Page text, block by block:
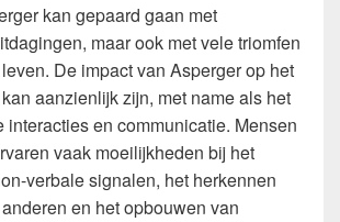
kan gepaard gaan met
maar ook met vele triomfen
De impact van Asperger op het
aanzienlijk zijn, met name als het
interacties en communicatie. Mensen
vaak moeilijkheden bij het
verbale signalen, het herkennen
en het opbouwen van